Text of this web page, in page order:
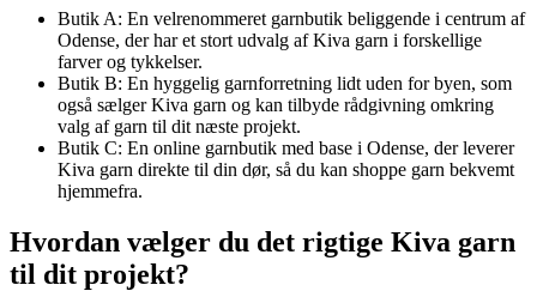
Butik A: En velrenommeret garnbutik beliggende i centrum af
Odense, der har et stort udvalg af Kiva garn i forskellige
farver og tykkelser.
Butik B: En hyggelig garnforretning lidt uden for byen, som
også sælger Kiva garn og kan tilbyde rådgivning omkring
valg af garn til dit næste projekt.
Butik C: En online garnbutik med base i Odense, der leverer
Kiva garn direkte til din dør, så du kan shoppe garn bekvemt
hjemmefra.
Hvordan vælger du det rigtige Kiva garn
til dit projekt?